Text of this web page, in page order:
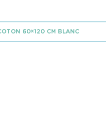
60×120 CM BLANC